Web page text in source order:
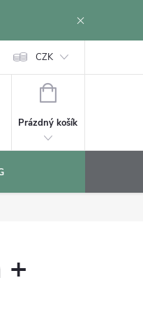
CZK
NÁKUPNÍ
Prázdný košík
+